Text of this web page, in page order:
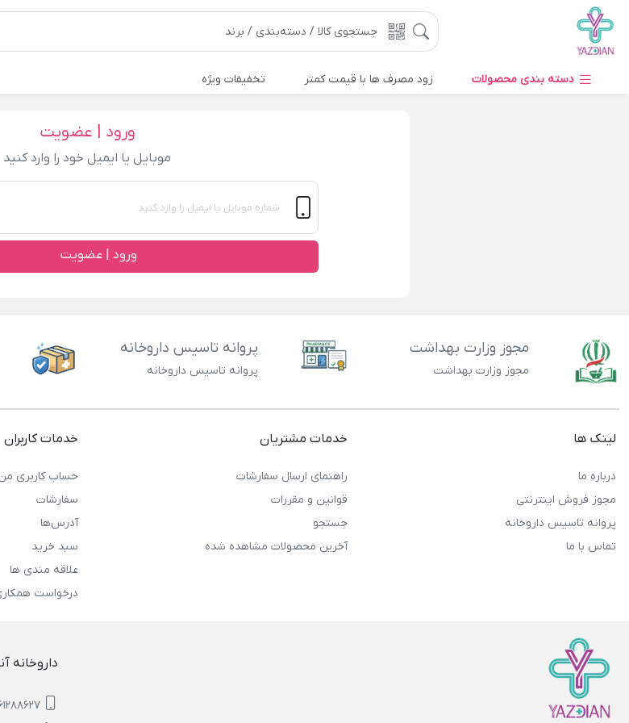
دسته بندی محصولات زود مصرف ها با قیمت کمتر تخفیفات ویژه
ورود | عضویت
موبایل یا ایمیل خود را وارد کنید
ورود | عضویت
مجوز وزارت بهداشت
مجوز وزارت بهداشت
پروانه تاسیس داروخانه
پروانه تاسیس داروخانه
لینک ها
درباره ما
مجوز فروش اینترنتی
پروانه تاسیس داروخانه
تماس با ما
خدمات مشتریان
راهنمای ارسال سفارشات
قوانین و مقررات
جستجو
آخرین محصولات مشاهده شده
خدمات کاربران
حساب کاربری
سفارشات
آدرس‌ها
سبد خرید
علاقه مندی ها
درخواست
داروخانه
09361288627 (از